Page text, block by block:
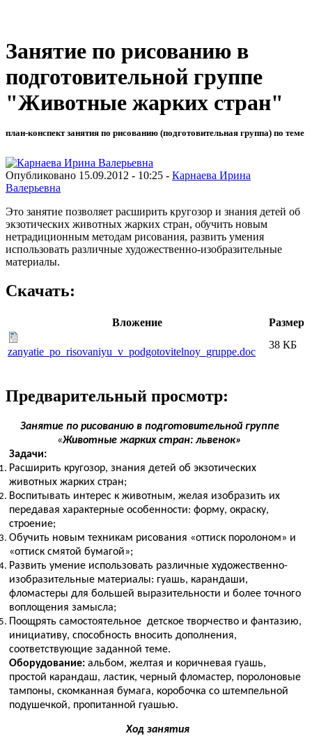
Занятие по рисованию в
подготовительной группе
"Животные жарких стран"
план-конспект занятия по рисованию (подготовительная группа) по теме
Опубликовано 15.09.2012 - 10:25 - Карнаева Ирина
Валерьевна
Это занятие позволяет расширить кругозор и знания детей об
экзотических животных жарких стран, обучить новым
нетрадиционным методам рисования, развить умения
использовать различные художественно-изобразительные
материалы.
Скачать:
Вложение Размер
zanyatie_po_risovaniyu_v_podgotovitelnoy_gruppe.doc
38 КБ
Предварительный просмотр:
Занятие по рисованию в подготовительной группе
«Животные жарких стран: львенок»
Расширить кругозор, знания детей об экзотических
животных жарких стран;
Воспитывать интерес к животным, желая изобразить их
передавая характерные особенности: форму, окраску,
строение;
Обучить новым техникам рисования «оттиск поролоном» и
«оттиск смятой бумагой»;
Развить умение использовать различные художественно-
изобразительные материалы: гуашь, карандаши,
фломастеры для большей выразительности и более точного
воплощения замысла;
Поощрять самостоятельное детское творчество и фантазию,
инициативу, способность вносить дополнения,
соответствующие заданной теме.
Оборудование:альбом, желтая и коричневая гуашь,
простой карандаш, ластик, черный фломастер, поролоновые
тампоны, скомканная бумага, коробочка со штемпельной
подушечкой, пропитанной гуашью.
Ход занятия